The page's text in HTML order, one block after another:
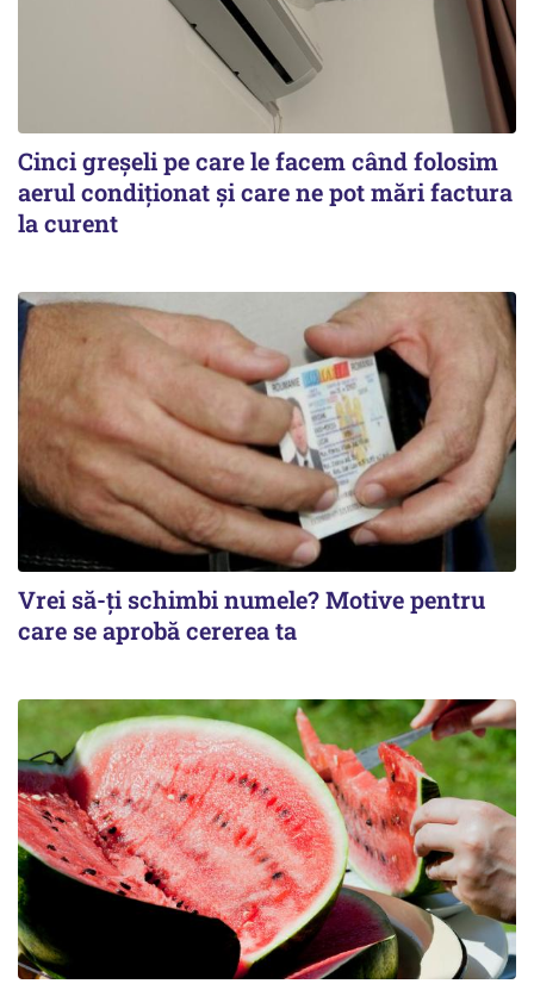
Cinci greșeli pe care le facem când folosim
aerul condiționat și care ne pot mări factura
la curent
Vrei să-ți schimbi numele? Motive pentru
care se aprobă cererea ta